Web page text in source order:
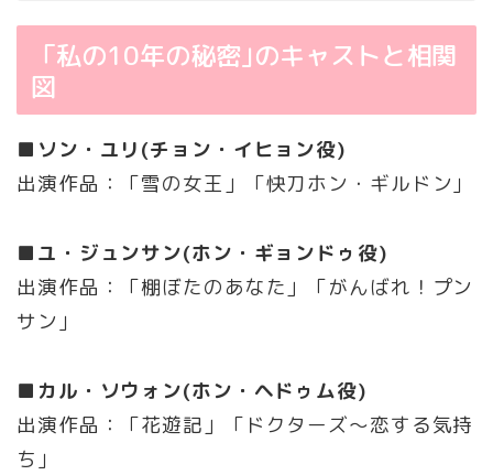
「私の10年の秘密｣のキャストと相関
図
■ソン・ユリ(チョン・イヒョン役)
出演作品：「雪の女王」「快刀ホン・ギルドン｣
■ユ・ジュンサン(ホン・ギョンドゥ役)
出演作品：「棚ぼたのあなた」「がんばれ！プン
サン｣
■カル・ソウォン(ホン・ヘドゥム役)
出演作品：「花遊記」「ドクターズ～恋する気持
ち｣